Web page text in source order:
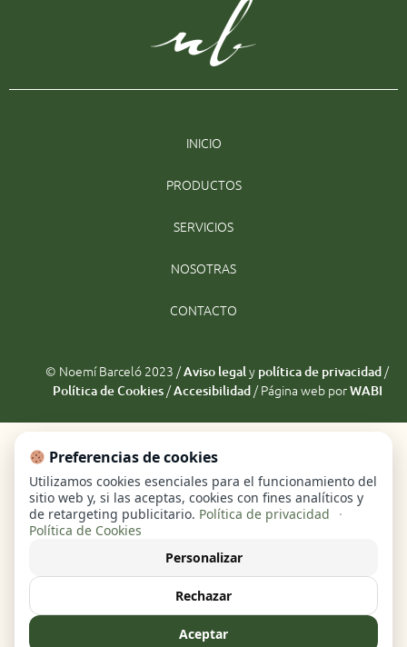
© Noemí Barceló 2023 /Aviso legaly política de privacidad/
Política de Cookies/Accesibilidad/ Página web porWABI
INICIO
PRODUCTOS
SERVICIOS
NOSOTRAS
CONTACTO
Preferencias de cookies
Utilizamos cookies esenciales para el funcionamiento del
sitio web y, si las aceptas, cookies con fines analíticos y
de retargeting publicitario. Política de privacidad
·
Política de Cookies
Personalizar
Rechazar
Aceptar